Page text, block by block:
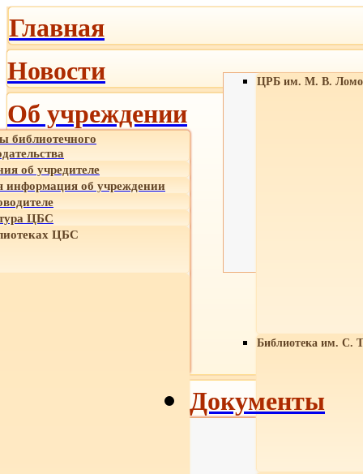
Главная
Новости
Об учреждении
библиотечного
об учредителе
об учреждении
ЦБС
ЦБС
ЦРБ им. М. В.
Библиотека им. С.
Документы